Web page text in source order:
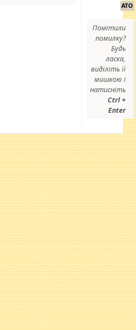
АТО
Помітили
помилку?
Будь
ласка,
виділіть її
мишкою і
натисніть
Ctrl +
Enter